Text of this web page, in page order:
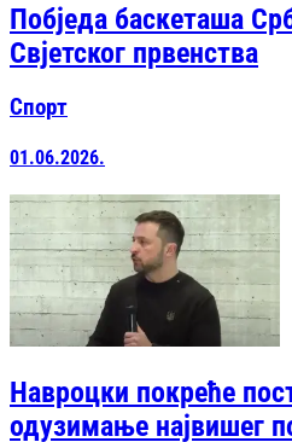
Побједа баскеташа
Свјетског првенства
Спорт
01.06.2026.
Навроцки покреће
одузимање највишег